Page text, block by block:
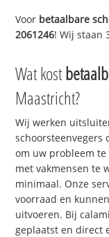
Voor betaalbare
2061246! Wij staan
Wat kost
Maastricht?
Wij werken
schoorsteenvegers
om uw probleem te
met vakmensen te
minimaal. Onze
voorraad en
uitvoeren. Bij
geplaatst en direct